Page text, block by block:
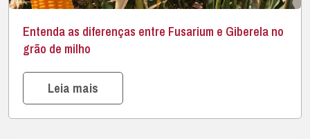
Entenda as diferenças entre Fusarium e Giberela no
grão de milho
Leia mais